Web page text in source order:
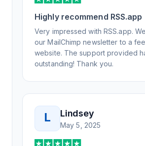
that my users understand and find
Honestly, it has been an
experience, and I will be pushing
know to RSS.app for their RSS
Highly recommend RSS.app
Very impressed with RSS.app.
our MailChimp newsletter to a
website. The support provided
outstanding! Thank you.
L Lindsey
May 5, 2025